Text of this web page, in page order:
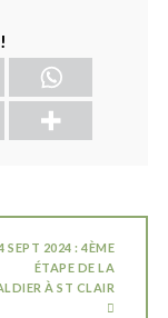
SEPT 2024 : 4ÈME
ÉTAPE DE LA
À ST CLAIR